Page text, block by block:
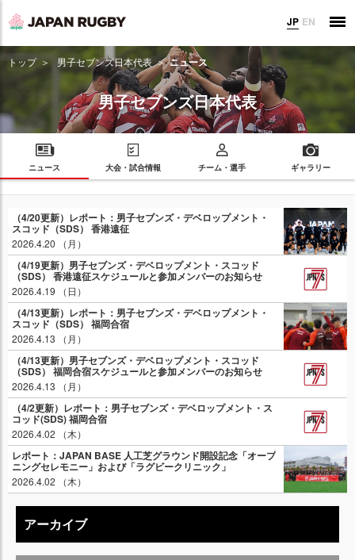
JP EN
トップ 男子セブンズ日本代表 ニュース
男子セブンズ日本代表
ニュース 大会・試合情報 チーム・選手 ギャラリー
（4/20更新）レポート：男子セブンズ・デベロップメント・
スコッド（SDS） 香港遠征
2026.4.20 （月）
（4/19更新）男子セブンズ・デベロップメント・スコッド
（SDS） 香港遠征スケジュールと参加メンバーのお知らせ
2026.4.19 （日）
（4/13更新）レポート：男子セブンズ・デベロップメント・
スコッド（SDS） 福岡合宿
2026.4.13 （月）
（4/13更新）男子セブンズ・デベロップメント・スコッド
（SDS） 福岡合宿スケジュールと参加メンバーのお知らせ
2026.4.13 （月）
（4/2更新）レポート：男子セブンズ・デベロップメント・ス
コッド(SDS) 福岡合宿
2026.4.02 （木）
レポート：JAPAN BASE 人工芝グラウンド開設記念「オープ
ニングセレモニー」および「ラグビークリニック」
2026.4.02 （木）
アーカイブ